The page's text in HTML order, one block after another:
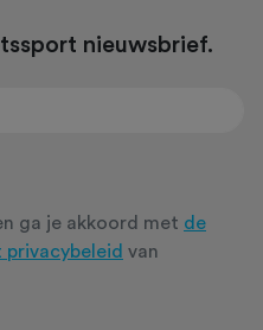
nieuwsbrief.
ga je akkoord met de
privacybeleid van